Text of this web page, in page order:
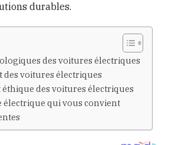
durables.
des voitures électriques
des voitures électriques
éthique des voitures électriques
électrique qui vous convient